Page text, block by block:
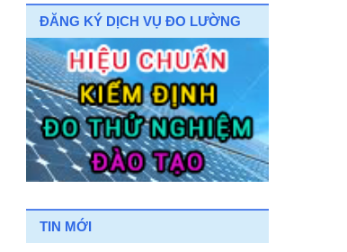
ĐĂNG KÝ DỊCH VỤ ĐO LƯỜNG
TIN MỚI